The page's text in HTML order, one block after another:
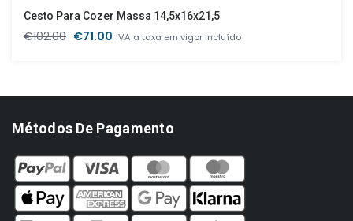
Cesto Para Cozer Massa 14,5x16x21,5
€102.00 O
€71.00 O
IVA a taxa em vigor incluído
Métodos De Pagamento